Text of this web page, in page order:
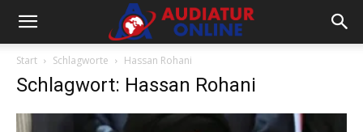
Start Schlagworte Hassan Rohani
Schlagwort: Hassan Rohani